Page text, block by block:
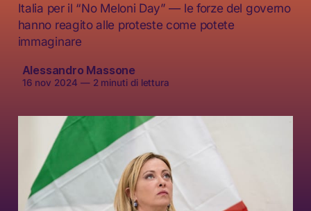
Italia per il “No Meloni Day” — le forze del governo
hanno reagito alle proteste come potete
immaginare
Alessandro Massone
16 nov 2024 —2 minuti di lettura